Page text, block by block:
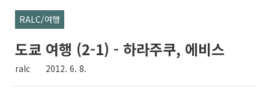
RALC/여행
도쿄 여행 (2-1) - 하라주쿠, 에비스
ralc 2012. 6. 8.